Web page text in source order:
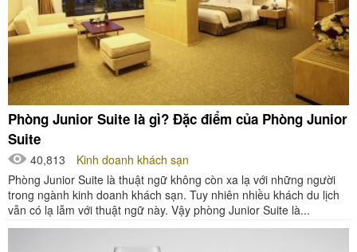
Phòng Junior Suite là gì? Đặc điểm của Phòng Junior
Suite
40,813
Kinh doanh khách sạn
Phòng Junior Suite là thuật ngữ không còn xa lạ với những người
trong ngành kinh doanh khách sạn. Tuy nhiên nhiều khách du lịch
vẫn có lạ lẫm với thuật ngữ này. Vậy phòng Junior Suite là...